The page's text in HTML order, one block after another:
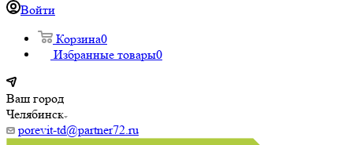
Войти
Корзина0
Избранные товары0
Ваш город
Челябинск
porevit-td@partner72.ru